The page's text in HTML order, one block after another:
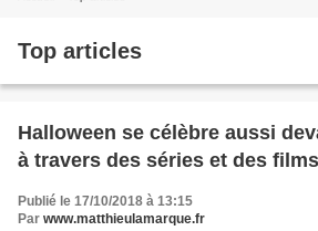
Top articles
Halloween se célèbre aussi
Publié le 17/10/2018 à 13:15
Par www.matthieulamarque.fr